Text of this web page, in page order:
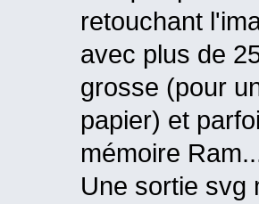
retouchant
avec plus de
grosse (pour
papier) et
mémoire
Une sortie svg